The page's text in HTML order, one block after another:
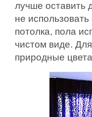
лучше оставить
не
потолка, пола
чистом виде.
природные